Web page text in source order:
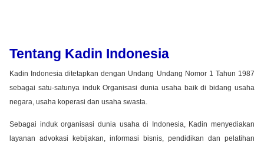
Tentang Kadin Indonesia
Kadin Indonesia ditetapkan dengan Undang Undang Nomor 1 Tahun 1987
sebagai satu-satunya induk Organisasi dunia usaha baik di bidang usaha
negara, usaha koperasi dan usaha swasta.
Sebagai induk organisasi dunia usaha di Indonesia, Kadin menyediakan
layanan advokasi kebijakan, informasi bisnis, pendidikan dan pelatihan